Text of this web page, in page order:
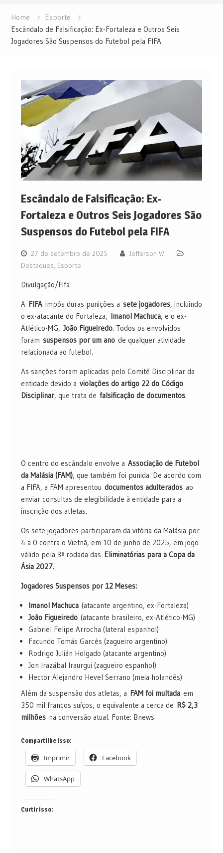
Home
Esporte
Escândalo de Falsificação: Ex-Fortaleza e Outros Seis
Jogadores São Suspensos do Futebol pela FIFA
Escândalo de Falsificação: Ex-
Fortaleza e Outros Seis Jogadores São
Suspensos do Futebol pela FIFA
27 de setembro de 2025
Jefferson W
Destaques, Esporte
Divulgação/Fifa
A FIFAimpôs duras punições a sete jogadores, incluindo
o ex-atacante do Fortaleza, Imanol Machuca, e o ex-
Atlético-MG, João Figueiredo. Todos os envolvidos
foram suspensos por um anode qualquer atividade
relacionada ao futebol.
As sanções foram aplicadas pelo Comitê Disciplinar da
entidade devido a violações do artigo 22 do Código
Disciplinar, que trata de falsificação de documentos.
O centro do escândalo envolve a Associação de Futebol
da Malásia (FAM), que também foi punida. De acordo com
a FIFA, a FAM apresentou documentos adulteradosao
enviar consultas de elegibilidade à entidade para a
inscrição dos atletas.
Os sete jogadores participaram da vitória da Malásia por
4 a 0 contra o Vietnã, em 10 de junho de 2025, em jogo
válido pela 3ª rodada das Eliminatórias para a Copa da
Ásia 2027.
Jogadores Suspensos por 12 Meses:
Imanol Machuca(atacante argentino, ex-Fortaleza)
João Figueiredo(atacante brasileiro, ex-Atlético-MG)
Gabriel Felipe Arrocha (lateral espanhol)
Facundo Tomás Garcés (zagueiro argentino)
Rodrigo Julián Holgado (atacante argentino)
Jon Irazábal Iraurgui (zagueiro espanhol)
Hector Alejandro Hevel Serrano (meia holandês)
Além da suspensão dos atletas, a FAM foi multadaem
350 mil francos suíços, o equivalente a cerca de R$ 2,3
milhõesna conversão atual. Fonte: Bnews
Compartilhe isso:
Imprimir Facebook
WhatsApp
Curtir isso: